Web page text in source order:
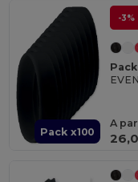
Pack x100
-3%
A